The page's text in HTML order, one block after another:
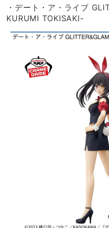
・デート・ア・ライブ
KURUMI TOKISAKI-